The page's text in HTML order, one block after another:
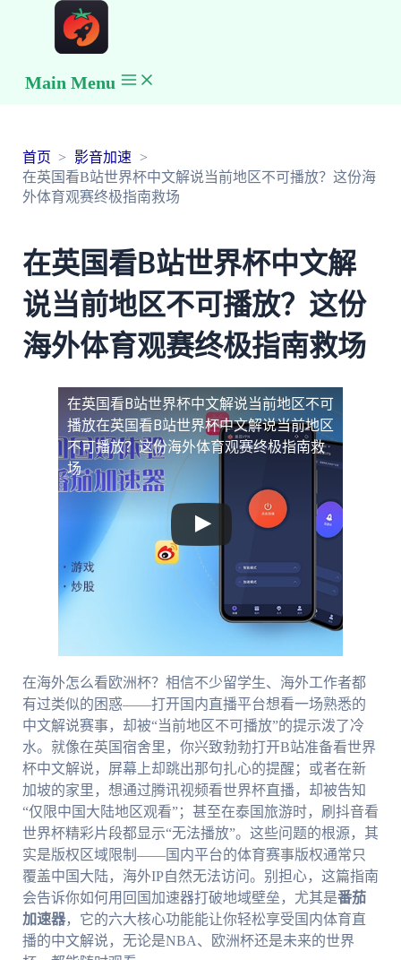
Main Menu
首页
影音加速
在英国看B站世界杯中文解说当前地区不可播放？这份海
外体育观赛终极指南救场
在英国看B站世界杯中文解
说当前地区不可播放？这份
海外体育观赛终极指南救场
在英国看B站世界杯中文解说当前地区不可
播放在英国看B站世界杯中文解说当前地区
不可播放？这份海外体育观赛终极指南救
场
在海外怎么看欧洲杯？相信不少留学生、海外工作者都
有过类似的困惑——打开国内直播平台想看一场熟悉的
中文解说赛事，却被“当前地区不可播放”的提示泼了冷
水。就像在英国宿舍里，你兴致勃勃打开B站准备看世界
杯中文解说，屏幕上却跳出那句扎心的提醒；或者在新
加坡的家里，想通过腾讯视频看世界杯直播，却被告知
“仅限中国大陆地区观看”；甚至在泰国旅游时，刷抖音看
世界杯精彩片段都显示“无法播放”。这些问题的根源，其
实是版权区域限制——国内平台的体育赛事版权通常只
覆盖中国大陆，海外IP自然无法访问。别担心，这篇指南
会告诉你如何用回国加速器打破地域壁垒，尤其是番茄
加速器，它的六大核心功能能让你轻松享受国内体育直
播的中文解说，无论是NBA、欧洲杯还是未来的世界